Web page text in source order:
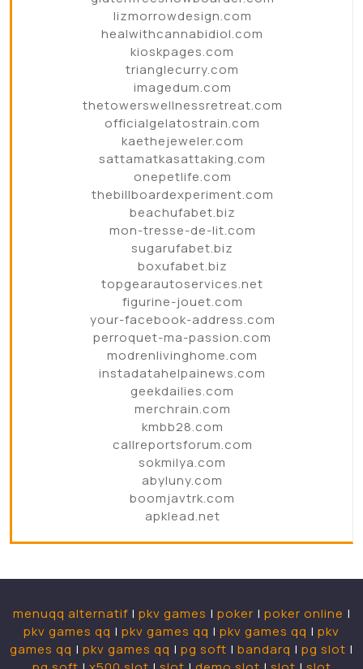
lizmorrowdesign.com
healwithcannabidiol.com
kioskpages.com
trianglecurry.com
imagedum.com
thetowerswellnessretreat.com
officialgelatostrain.com
kaethejeweler.com
sattamatkasattaking.com
onepetlife.com
thebillboardexperiment.com
beachufabet.biz
mon-tresse-de-lit.com
sugarufabet.biz
boxufabet.biz
topgearautoservices.net
figurine-jouet.com
your-facebook-address.com
perroquet-ma-passion.com
modrenlivinghome.com
instadatahelpainews.com
geekdailies.com
merchrain.com
kmbb28.com
callreportsforum.com
sokmilya.com
abyluny.com
boomjavtrk.com
apklead.net
menuqq alternatif| pkv games | poker | poker online |
pkv games qq | pkv games qq | pkv games qq | pkv
games qq | pkv games qq | pg soft | bandarq | pg slot |